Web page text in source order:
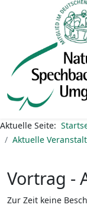
Aktuelle Seite:
Aktuelle
Vortrag -
Zur Zeit keine